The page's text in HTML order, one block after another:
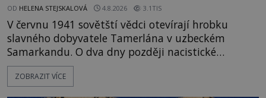
OD HELENA STEJSKALOVÁ 4.8.2026 3.1TIS
V červnu 1941 sovětští vědci otevírají hrobku
slavného dobyvatele Tamerlána v uzbeckém
Samarkandu. O dva dny později nacistické
Německo zahajuje operaci Barbarossa a napadá
Sovětský svaz. Shoda dat je natolik zarážející, že se
ZOBRAZIT VÍCE